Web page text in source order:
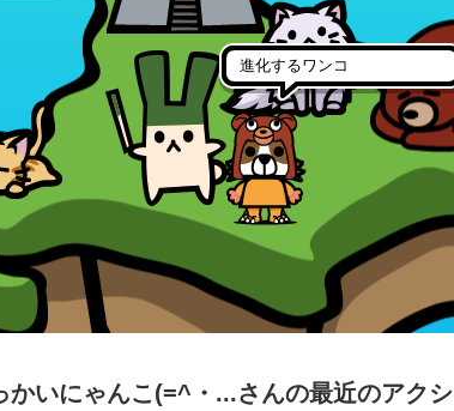
進化するワンコ
かいにゃんこ(=^・...さんの最近のアク